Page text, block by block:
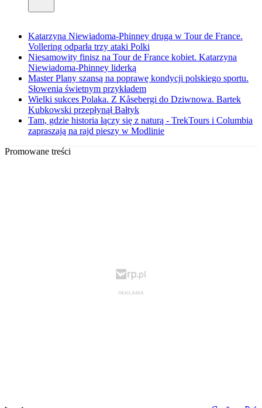
Katarzyna Niewiadoma-Phinney druga w Tour de France.
Vollering odparła trzy ataki Polki
Niesamowity finisz na Tour de France kobiet. Katarzyna
Niewiadoma-Phinney liderką
Master Plany szansą na poprawę kondycji polskiego sportu.
Słowenia świetnym przykładem
Wielki sukces Polaka. Z Kåsebergi do Dziwnowa. Bartek
Kubkowski przepłynął Bałtyk
Tam, gdzie historia łączy się z naturą - TrekTours i Columbia
zapraszają na rajd pieszy w Modlinie
Promowane treści